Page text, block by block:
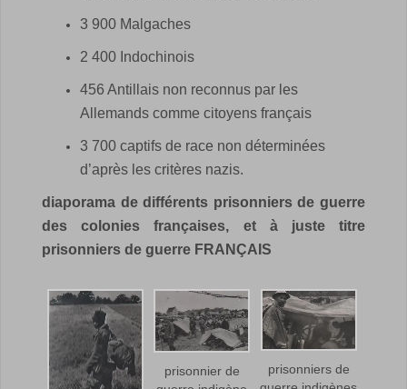
3 900 Malgaches
2 400 Indochinois
456 Antillais non reconnus par les
Allemands comme citoyens français
3 700 captifs de race non déterminées
d’après les critères nazis.
diaporama de différents prisonniers de guerre
des colonies françaises, et à juste titre
prisonniers de guerre FRANÇAIS
prisonnier de
prisonniers de